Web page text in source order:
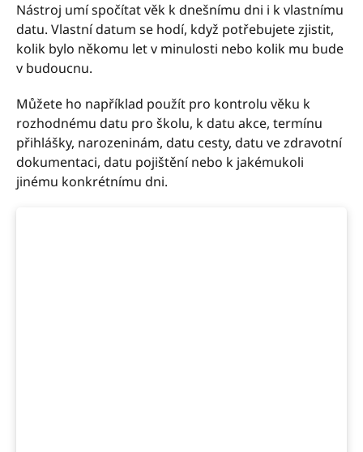
Nástroj umí spočítat věk k dnešnímu dni i k vlastnímu
datu. Vlastní datum se hodí, když potřebujete zjistit,
kolik bylo někomu let v minulosti nebo kolik mu bude
v budoucnu.
Můžete ho například použít pro kontrolu věku k
rozhodnému datu pro školu, k datu akce, termínu
přihlášky, narozeninám, datu cesty, datu ve zdravotní
dokumentaci, datu pojištění nebo k jakémukoli
jinému konkrétnímu dni.